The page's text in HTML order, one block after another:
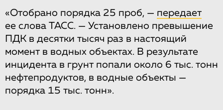
«Отобрано порядка 25 проб, — передает
ее слова ТАСС. — Установлено превышение
ПДК в десятки тысяч раз в настоящий
момент в водных объектах. В результате
инцидента в грунт попали около 6 тыс. тонн
нефтепродуктов, в водные объекты —
порядка 15 тыс. тонн».